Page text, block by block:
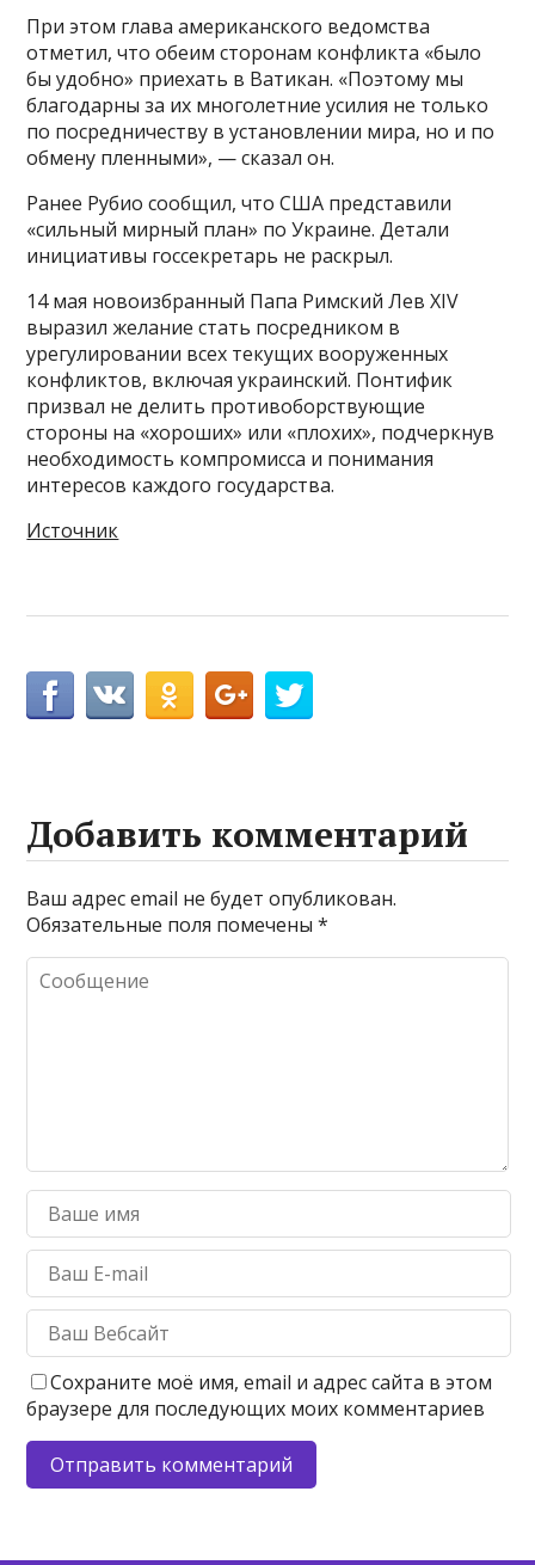
При этом глава американского ведомства
отметил, что обеим сторонам конфликта «было
бы удобно» приехать в Ватикан. «Поэтому мы
благодарны за их многолетние усилия не только
по посредничеству в установлении мира, но и по
обмену пленными», — сказал он.
Ранее Рубио сообщил, что США представили
«сильный мирный план» по Украине. Детали
инициативы госсекретарь не раскрыл.
14 мая новоизбранный Папа Римский Лев XIV
выразил желание стать посредником в
урегулировании всех текущих вооруженных
конфликтов, включая украинский. Понтифик
призвал не делить противоборствующие
стороны на «хороших» или «плохих», подчеркнув
необходимость компромисса и понимания
интересов каждого государства.
Источник
Добавить комментарий
Ваш адрес email не будет опубликован.
Обязательные поля помечены*
Сохраните моё имя, email и адрес сайта в этом
браузере для последующих моих комментариев